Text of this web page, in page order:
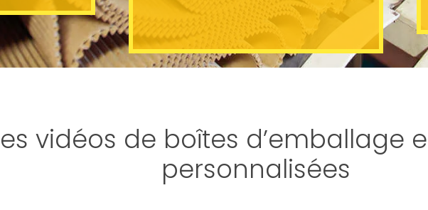
vidéos de boîtes d’emballage
personnalisées